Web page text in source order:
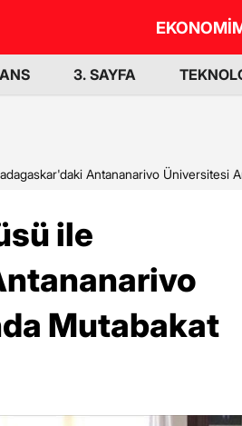
EKONOMİ
3. SAYFA
Antananarivo Üniversitesi
ile
Mutabakat